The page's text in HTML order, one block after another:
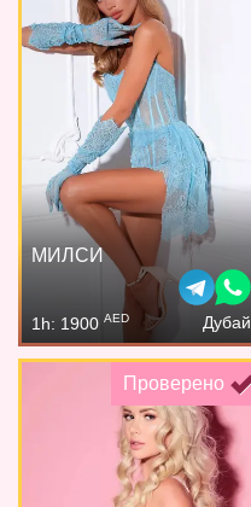
МИЛСИ
1h: 1900 AED Дубай
Проверено